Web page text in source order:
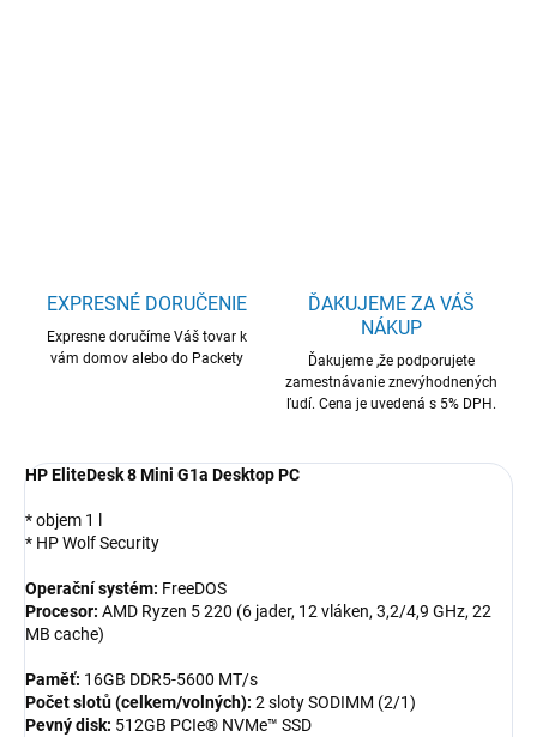
EXPRESNÉ DORUČENIE
Expresne doručíme Váš tovar k
vám domov alebo do Packety
ĎAKUJEME ZA VÁŠ
NÁKUP
Ďakujeme ,že podporujete
zamestnávanie znevýhodnených
ľudí. Cena je uvedená s 5% DPH.
HP EliteDesk 8 Mini G1a Desktop PC
* objem 1 l
* HP Wolf Security
Operační systém: FreeDOS
Procesor: AMD Ryzen 5 220 (6 jader, 12 vláken, 3,2/4,9 GHz, 22
MB cache)
Paměť: 16GB DDR5-5600 MT/s
Počet slotů (celkem/volných): 2 sloty SODIMM (2/1)
Pevný disk: 512GB PCIe® NVMe™ SSD